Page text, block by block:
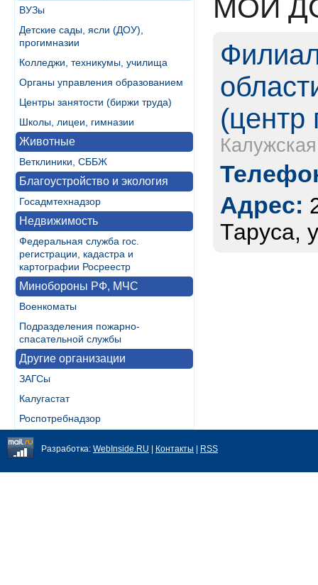
ВУЗы
Детские сады, ясли (ДОУ),
прогимназии
Колледжи, техникумы, училища
Органы управления образованием
Центры занятости (биржи труда)
Школы, лицеи, гимназии
Животные
Ветклиники, СББЖ
Благоустройство и экология
Госадмтехнадзор
Недвижимость
Федеральная служба гос.
регистрации, кадастра и
картографии Росреестр
Минобороны РФ, МЧС
Военкоматы
Подразделения пожарно-
спасательной службы
Другие организации
ЗАГСы
Калугастат
Роспотребнадзор
МОИ
(центр
Адрес:
Таруса,
Разработка: WebInside.RU Контакты RSS